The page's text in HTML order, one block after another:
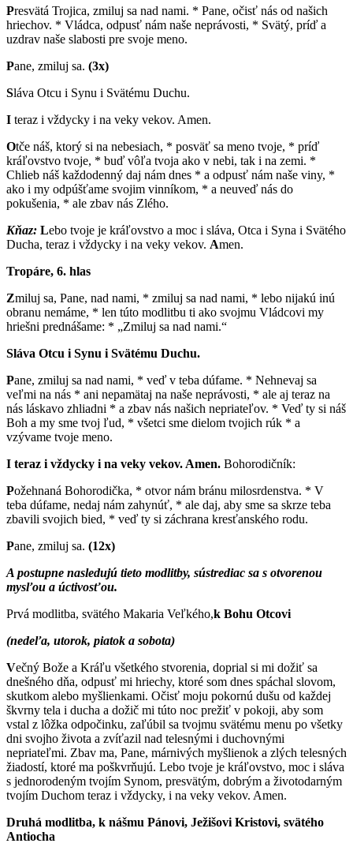
Presvätá Trojica, zmiluj sa nad nami. * Pane, očisť nás od našich
hriechov. * Vládca, odpusť nám naše neprávosti, * Svätý, príď a
uzdrav naše slabosti pre svoje meno.
Pane, zmiluj sa. (3x)
Sláva Otcu i Synu i Svätému Duchu.
I teraz i vždycky i na veky vekov. Amen.
Otče náš, ktorý si na nebesiach, * posväť sa meno tvoje, * príď
kráľovstvo tvoje, * buď vôľa tvoja ako v nebi, tak i na zemi. *
Chlieb náš každodenný daj nám dnes * a odpusť nám naše viny, *
ako i my odpúšťame svojim vinníkom, * a neuveď nás do
pokušenia, * ale zbav nás Zlého.
Kňaz: Lebo tvoje je kráľovstvo a moc i sláva, Otca i Syna i Svätého
Ducha, teraz i vždycky i na veky vekov. Amen.
Tropáre, 6. hlas
Zmiluj sa, Pane, nad nami, * zmiluj sa nad nami, * lebo nijakú inú
obranu nemáme, * len túto modlitbu ti ako svojmu Vládcovi my
hriešni prednášame: * „Zmiluj sa nad nami.“
Sláva Otcu i Synu i Svätému Duchu.
Pane, zmiluj sa nad nami, * veď v teba dúfame. * Nehnevaj sa
veľmi na nás * ani nepamätaj na naše neprávosti, * ale aj teraz na
nás láskavo zhliadni * a zbav nás našich nepriateľov. * Veď ty si náš
Boh a my sme tvoj ľud, * všetci sme dielom tvojich rúk * a
vzývame tvoje meno.
I teraz i vždycky i na veky vekov. Amen. Bohorodičník:
Požehnaná Bohorodička, * otvor nám bránu milosrdenstva. * V
teba dúfame, nedaj nám zahynúť, * ale daj, aby sme sa skrze teba
zbavili svojich bied, * veď ty si záchrana kresťanského rodu.
Pane, zmiluj sa. (12x)
A postupne nasledujú tieto modlitby, sústrediac sa s otvorenou
mysľou a úctivosťou.
Prvá modlitba, svätého Makaria Veľkého,k Bohu Otcovi
(nedeľa, utorok, piatok a sobota)
Večný Bože a Kráľu všetkého stvorenia, doprial si mi dožiť sa
dnešného dňa, odpusť mi hriechy, ktoré som dnes spáchal slovom,
skutkom alebo myšlienkami. Očisť moju pokornú dušu od každej
škvrny tela i ducha a dožič mi túto noc prežiť v pokoji, aby som
vstal z lôžka odpočinku, zaľúbil sa tvojmu svätému menu po všetky
dni svojho života a zvíťazil nad telesnými i duchovnými
nepriateľmi. Zbav ma, Pane, márnivých myšlienok a zlých telesných
žiadostí, ktoré ma poškvrňujú. Lebo tvoje je kráľovstvo, moc i sláva
s jednorodeným tvojím Synom, presvätým, dobrým a životodarným
tvojím Duchom teraz i vždycky, i na veky vekov. Amen.
Druhá modlitba, k nášmu Pánovi, Ježišovi Kristovi, svätého
Antiocha